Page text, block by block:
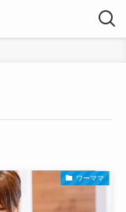
ワーママ